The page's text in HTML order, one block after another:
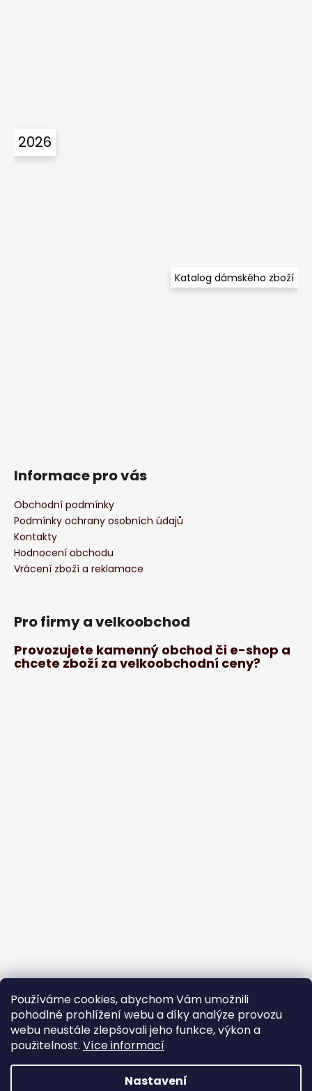
Používáme cookies, abychom Vám umožnili
pohodlné prohlížení webu a díky analýze provozu
webu neustále zlepšovali jeho funkce, výkon a
použitelnost. Více informací
Nastavení
2026
Katalog dámského zboží
Informace pro vás
Obchodní podmínky
Podmínky ochrany osobních údajů
Kontakty
Hodnocení obchodu
Vrácení zboží a reklamace
Pro firmy a velkoobchod
Provozujete kamenný obchod či e-shop a
chcete zboží za velkoobchodní ceny?